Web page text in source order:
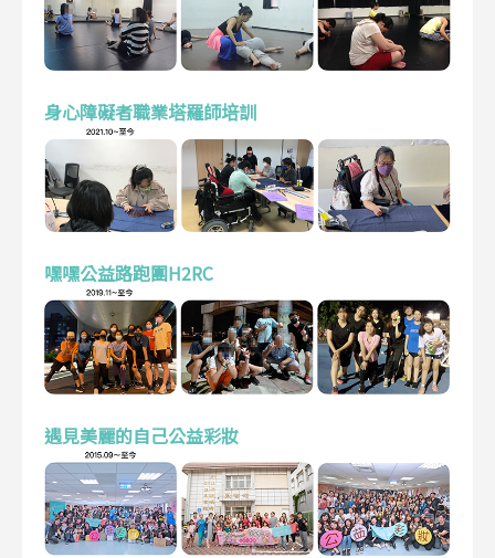
身心障礙者職業塔羅師培訓
嘿嘿公益路跑團H2RC
遇見美麗的自己公益彩妝